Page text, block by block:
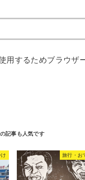
用するためブラウザ
旅行・お